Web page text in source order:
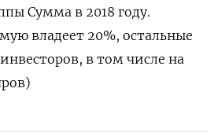
Сумма в 2018 году.
владеет 20%, остальные
в том числе ‌на